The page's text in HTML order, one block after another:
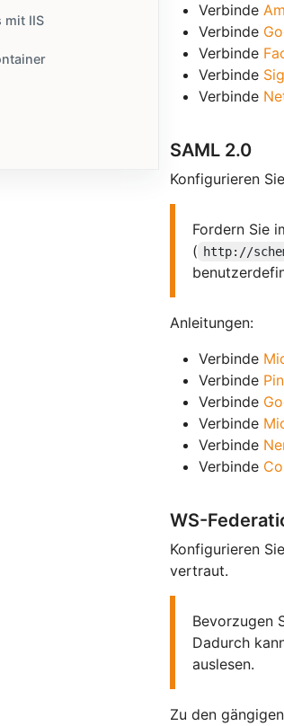
mit IIS
Verbinde
Verbinde
Verbinde
Verbinde
Verbinde
SAML 2.0
Konfigurieren Sie
Fordern Sie
( http://
Anleitungen:
Verbinde
Verbinde
Verbinde
Verbinde
Verbinde
Verbinde
WS-
Konfigurieren Sie
vertraut.
Bevorzugen
Dadurch
auslesen.
Zu den